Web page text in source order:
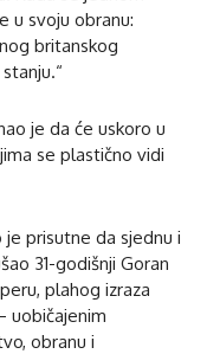
u svoju obranu:
britanskog
je da će uskoro u
se plastično vidi
prisutne da sjednu i
31-godišnji Goran
plahog izraza
uobičajenim
obranu i